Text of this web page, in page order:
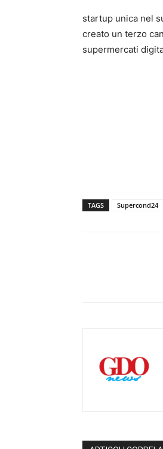
startup unica nel
creato un terzo
supermercati
TAGS Supercond24